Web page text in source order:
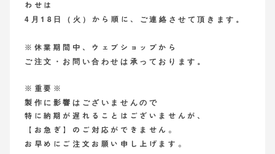
わせは
4月18日（火） から順に、 ご連絡させて頂きます。
※休業期間中、ウェブショップから
ご注文・お問い合わせは 承っております。
※重要※
製作に影響はございませんので
特に納期が遅れることはございませんが、
【お急ぎ】のご対応ができません。
お早めにご注文お願い申し上げます。